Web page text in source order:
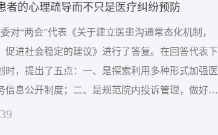
者的心理疏导而不只是医疗纠纷预防
对“两会”代表《关于建立医患沟通常态化机制，
促进社会稳定的建议》进行了答复。在回答代表下
时，提出了五点：一、是探索利用多种形式加强医
信息公开制度；二、是规范院内投诉管理，做好医
调解一保险”长效工作机制；四、是健全完善多部